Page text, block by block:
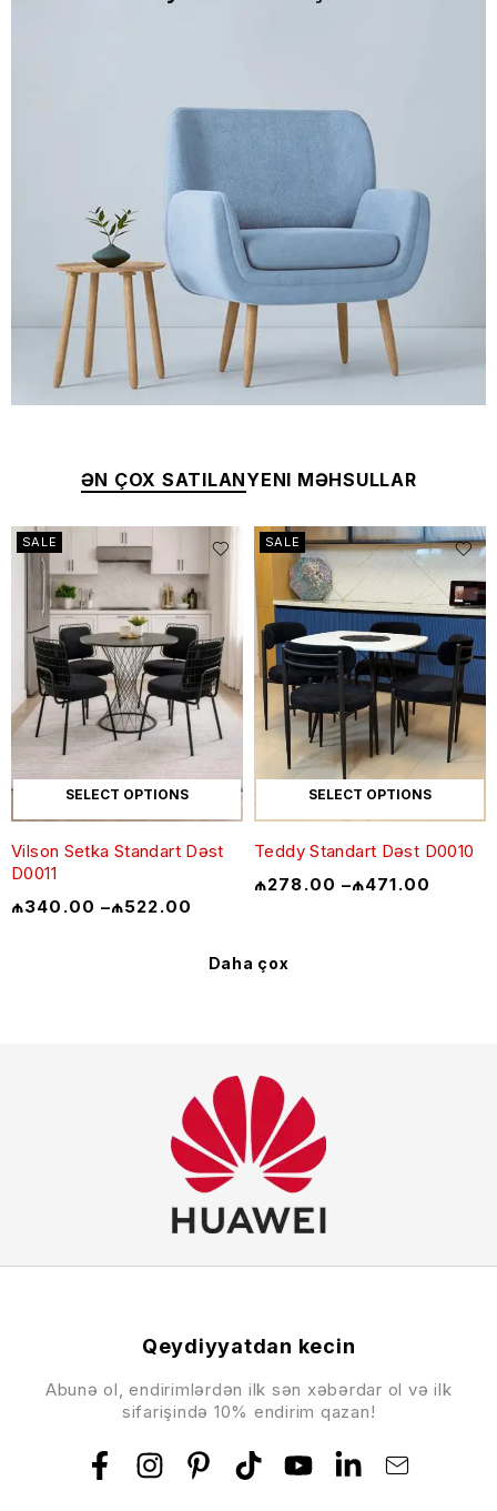
ƏN ÇOX SATILANYENI MƏHSULLAR
SALE
SELECT OPTIONS
Vilson Setka Standart Dəst
D0011
₼340.00 –₼522.00
SALE
SELECT OPTIONS
Teddy Standart Dəst D0010
₼278.00 –₼471.00
Daha çox
Qeydiyyatdan kecin
Abunə ol, endirimlərdən ilk sən xəbərdar ol və ilk
sifarişində 10% endirim qazan!